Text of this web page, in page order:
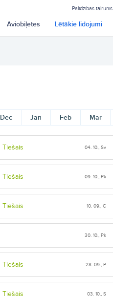
Palīdzības tālrunis
Aviobiļetes Lētākie lidojumi
Dec Jan Feb Mar
Tiešais 04. 10., Sv
Tiešais 09. 10., Pk
Tiešais 10. 09., C
30. 10., Pk
Tiešais 28. 09., P
Tiešais 03. 10., S